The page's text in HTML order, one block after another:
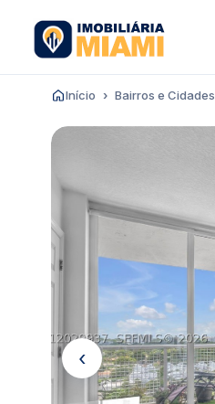
Início Bairros e Cidades
‹